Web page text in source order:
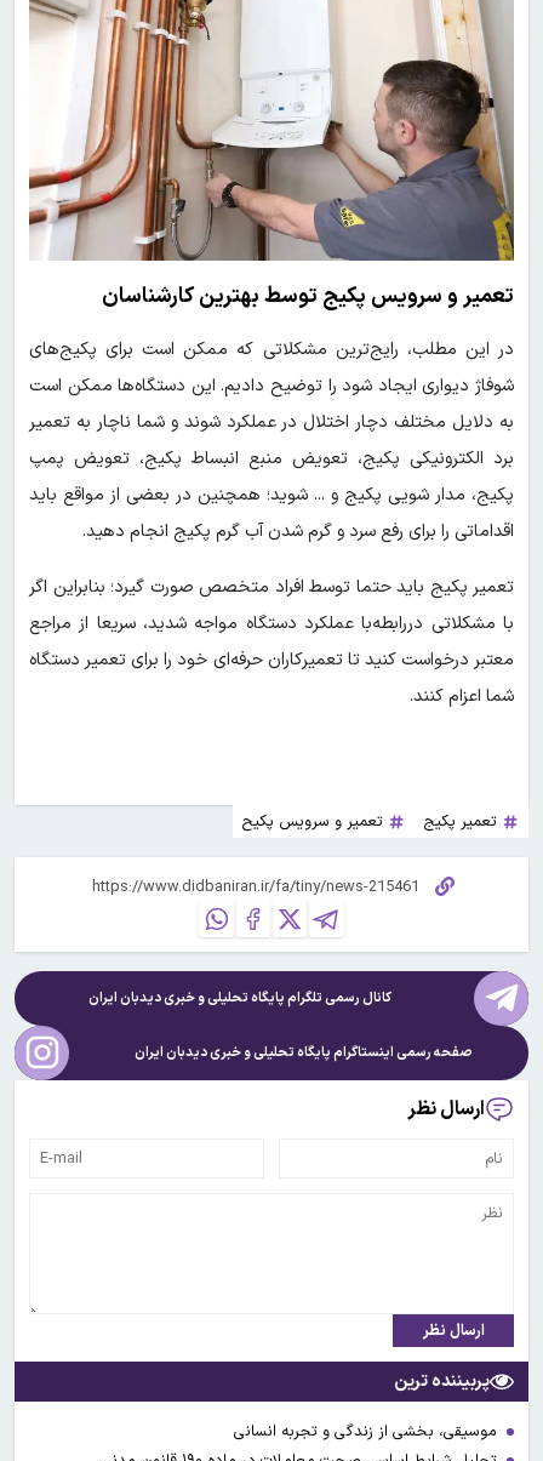
تعمیر و سرویس پکیج توسط بهترین کارشناسان
در این مطلب، رایج‌ترین مشکلاتی که ممکن است برای پکیج‌های
شوفاژ دیواری ایجاد شود را توضیح دادیم. این دستگاه‌ها ممکن است
به دلایل مختلف دچار اختلال در عملکرد شوند و شما ناچار به تعمیر
برد الکترونیکی پکیج، تعویض منبع انبساط پکیج، تعویض پمپ
پکیج، مدار شویی پکیج و ... شوید؛ همچنین در بعضی از مواقع باید
اقداماتی را برای رفع سرد و گرم شدن آب گرم پکیج انجام دهید.
تعمیر پکیج باید حتما توسط افراد متخصص صورت گیرد؛ بنابراین اگر
با مشکلاتی در‌رابطه‌با عملکرد دستگاه مواجه شدید، سریعا از مراجع
معتبر درخواست کنید تا تعمیرکاران حرفه‌ای خود را برای تعمیر دستگاه
شما اعزام کنند.
تعمیر پکیج تعمیر و سرویس پکیح
کانال رسمی تلگرام پایگاه تحلیلی و خبریدیدبان ایران
صفحه رسمی اینستاگرام پایگاه تحلیلی و خبریدیدبان ایران
ارسال نظر
ارسال نظر
پربیننده ترین
موسیقی، بخشی از زندگی و تجربه انسانی